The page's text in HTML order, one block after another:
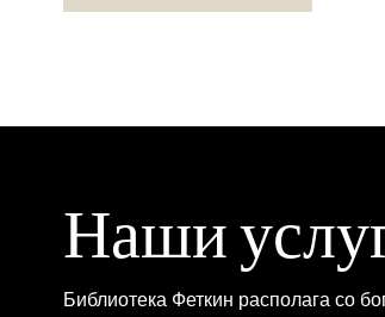
Наши
Библиотека Феткин располага со